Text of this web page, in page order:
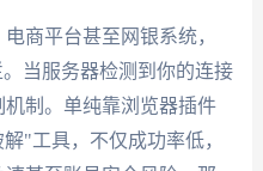
商平台甚至网银系统，
当服务器检测到你的连接
制。单纯靠浏览器插件
"工具，不仅成功率低，